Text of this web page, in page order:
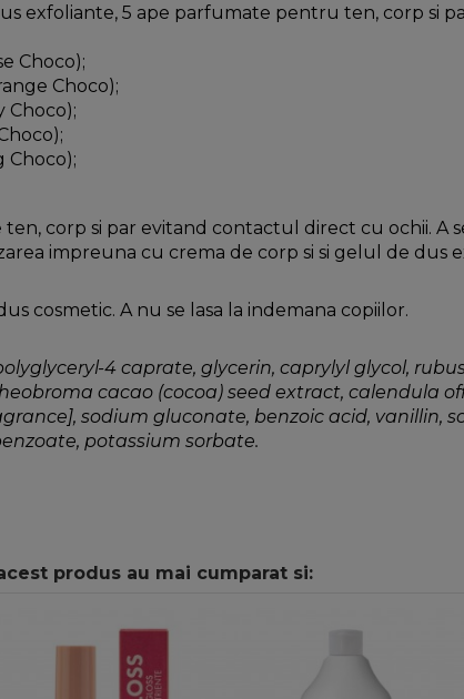
exfoliante, 5 ape parfumate pentru ten, corp si
Choco);
Choco);
Choco);
Choco);
ten, corp si par evitand contactul direct cu ochii. A
impreuna cu crema de corp si si gelul de dus
cosmetic. A nu se lasa la indemana copiilor.
4 caprate, glycerin, caprylyl glycol,
cacao (cocoa) seed extract, calendula
sodium gluconate, benzoic acid, vanillin,
potassium sorbate.
produs au mai cumparat si: